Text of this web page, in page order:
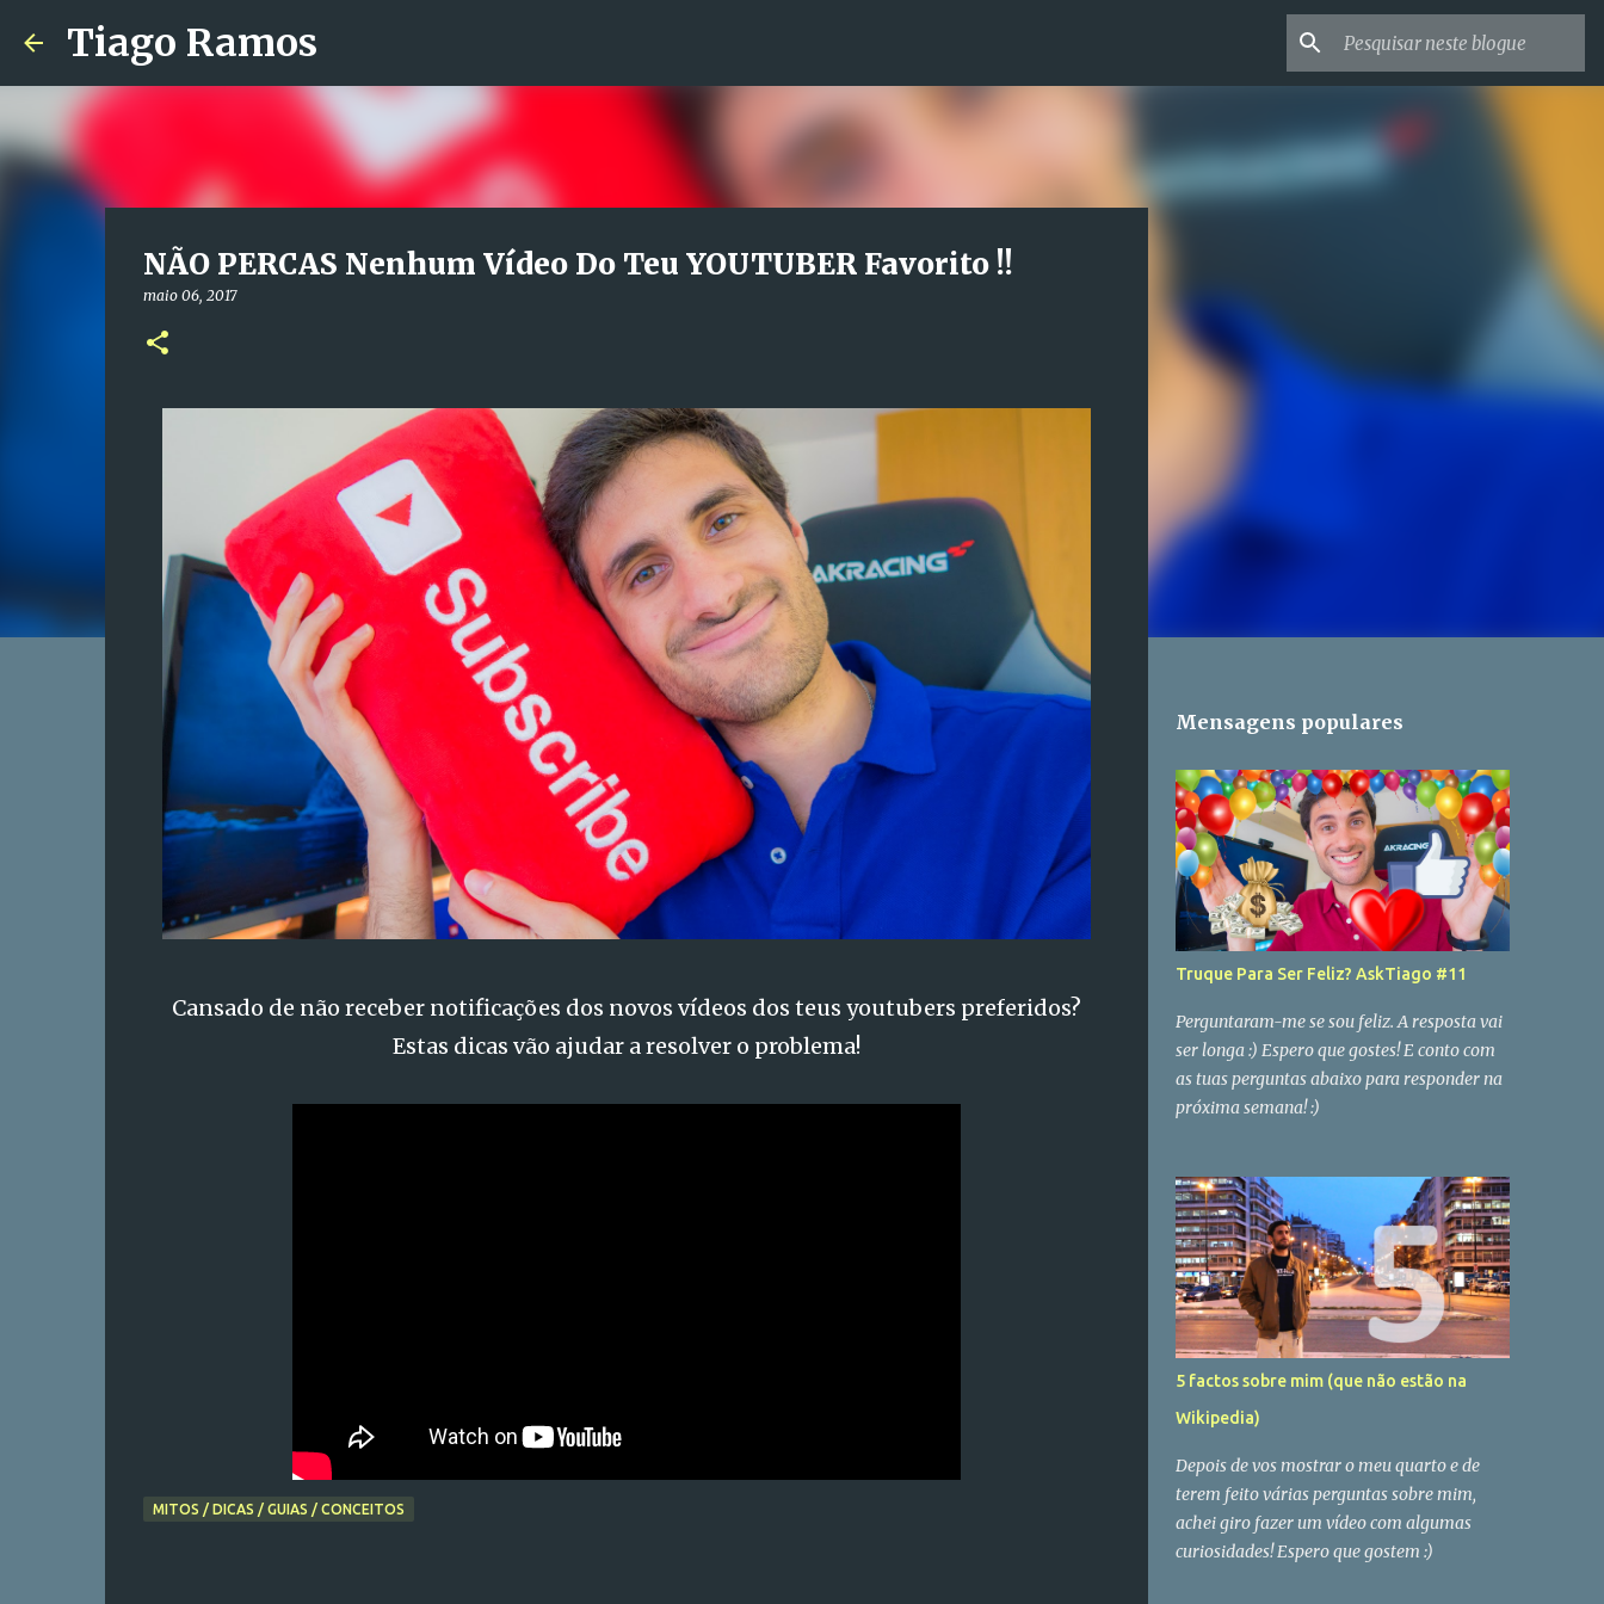
Tiago Ramos
NÃO PERCAS Nenhum Vídeo Do Teu YOUTUBER Favorito !!
maio 06, 2017
Cansado de não receber notificações dos novos vídeos dos teus youtubers preferidos?
Estas dicas vão ajudar a resolver o problema!
MITOS / DICAS / GUIAS / CONCEITOS
Mensagens populares
Truque Para Ser Feliz? AskTiago #11
Perguntaram-me se sou feliz. A resposta vai
ser longa :) Espero que gostes! E conto com
as tuas perguntas abaixo para responder na
próxima semana! :)
5 factos sobre mim (que não estão na
Wikipedia)
Depois de vos mostrar o meu quarto e de
terem feito várias perguntas sobre mim,
achei giro fazer um vídeo com algumas
curiosidades! Espero que gostem :)